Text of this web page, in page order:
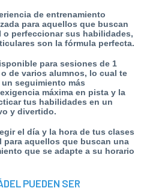
de entrenamiento
para aquellos que buscan
o perfeccionar sus habilidades,
son la fórmula perfecta.
para sesiones de 1
de varios alumnos, lo cual te
un seguimiento más
máxima en pista y la
tus habilidadesen un
y divertido.
el día y la hora de tus clases
para aquellos que buscan una
que se adapte a su horario
PUEDEN SER